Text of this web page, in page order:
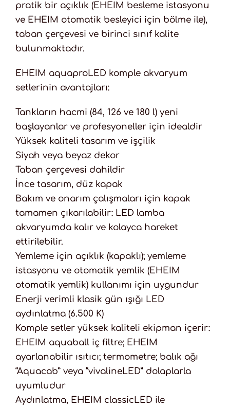
pratik bir açıklık (EHEIM besleme istasyonu
ve EHEIM otomatik besleyici için bölme ile),
taban çerçevesi ve birinci sınıf kalite
bulunmaktadır.
EHEIM aquaproLED komple akvaryum
setlerinin avantajları:
Tankların hacmi (84, 126 ve 180 l) yeni
başlayanlar ve profesyoneller için idealdir
Yüksek kaliteli tasarım ve işçilik
Siyah veya beyaz dekor
Taban çerçevesi dahildir
İnce tasarım, düz kapak
Bakım ve onarım çalışmaları için kapak
tamamen çıkarılabilir: LED lamba
akvaryumda kalır ve kolayca hareket
ettirilebilir.
Yemleme için açıklık (kapaklı); yemleme
istasyonu ve otomatik yemlik (EHEIM
otomatik yemlik) kullanımı için uygundur
Enerji verimli klasik gün ışığı LED
aydınlatma (6.500 K)
Komple setler yüksek kaliteli ekipman içerir:
EHEIM aquaball iç filtre; EHEIM
ayarlanabilir ısıtıcı; termometre; balık ağı
“Aquacab” veya “vivalineLED” dolaplarla
uyumludur
Aydınlatma, EHEIM classicLED ile